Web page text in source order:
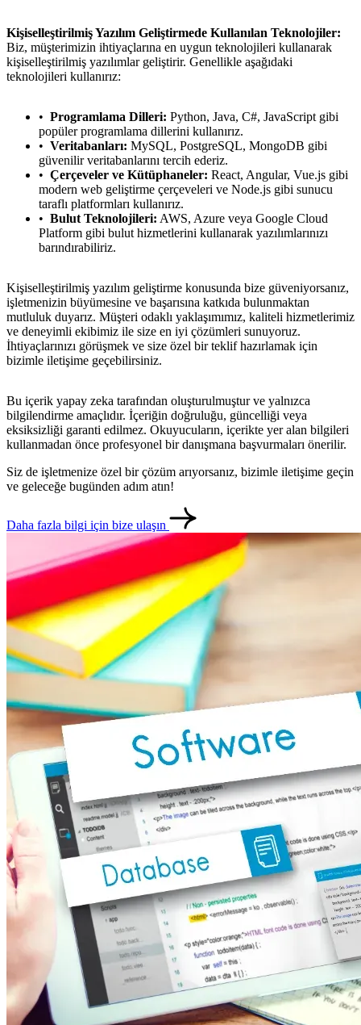
İletişim English
Kişiselleştirilmiş Yazılım Geliştirmede Kullanılan Teknolojiler:
Biz, müşterimizin ihtiyaçlarına en uygun teknolojileri kullanarak
kişiselleştirilmiş yazılımlar geliştirir. Genellikle aşağıdaki
teknolojileri kullanırız:
Programlama Dilleri: Python, Java, C#, JavaScript gibi
popüler programlama dillerini kullanırız.
Veritabanları: MySQL, PostgreSQL, MongoDB gibi
güvenilir veritabanlarını tercih ederiz.
Çerçeveler ve Kütüphaneler: React, Angular, Vue.js gibi
modern web geliştirme çerçeveleri ve Node.js gibi sunucu
taraflı platformları kullanırız.
Bulut Teknolojileri: AWS, Azure veya Google Cloud
Platform gibi bulut hizmetlerini kullanarak yazılımlarınızı
barındırabiliriz.
Kişiselleştirilmiş yazılım geliştirme konusunda bize güveniyorsanız,
işletmenizin büyümesine ve başarısına katkıda bulunmaktan
mutluluk duyarız. Müşteri odaklı yaklaşımımız, kaliteli hizmetlerimiz
ve deneyimli ekibimiz ile size en iyi çözümleri sunuyoruz.
İhtiyaçlarınızı görüşmek ve size özel bir teklif hazırlamak için
bizimle iletişime geçebilirsiniz.
Bu içerik yapay zeka tarafından oluşturulmuştur ve yalnızca
bilgilendirme amaçlıdır. İçeriğin doğruluğu, güncelliği veya
eksiksizliği garanti edilmez. Okuyucuların, içerikte yer alan bilgileri
kullanmadan önce profesyonel bir danışmana başvurmaları önerilir.
Siz de işletmenize özel bir çözüm arıyorsanız, bizimle iletişime geçin
ve geleceğe bugünden adım atın!
Daha fazla bilgi için bize ulaşın